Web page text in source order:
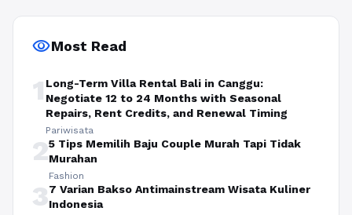
visibilityMost Read
1 Long-Term Villa Rental Bali in Canggu:
Negotiate 12 to 24 Months with Seasonal
Repairs, Rent Credits, and Renewal Timing
Pariwisata
25 Tips Memilih Baju Couple Murah Tapi Tidak
Murahan
Fashion
37 Varian Bakso Antimainstream Wisata Kuliner
Indonesia